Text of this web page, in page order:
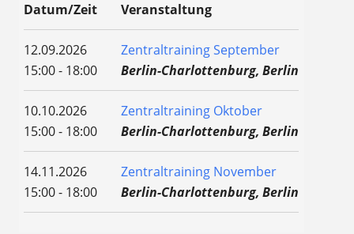
Datum/Zeit Veranstaltung
12.09.2026
15:00 - 18:00
Zentraltraining September
Berlin-Charlottenburg, Berlin
10.10.2026
15:00 - 18:00
Zentraltraining Oktober
Berlin-Charlottenburg, Berlin
14.11.2026
15:00 - 18:00
Zentraltraining November
Berlin-Charlottenburg, Berlin